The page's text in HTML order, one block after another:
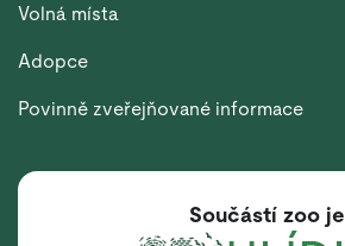
Volná místa
Adopce
Povinně zveřejňované informace
Součástí zoo je